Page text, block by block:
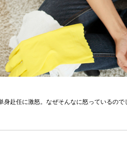
身赴任に激怒。なぜそんなに怒っているの